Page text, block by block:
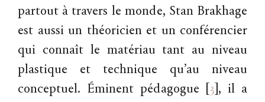
partout à travers le monde, Stan Brakhage
est aussi un théoricien et un conférencier
qui connaît le matériau tant au niveau
plastique et technique qu’au niveau
conceptuel. Éminent pédagogue
3 , il a